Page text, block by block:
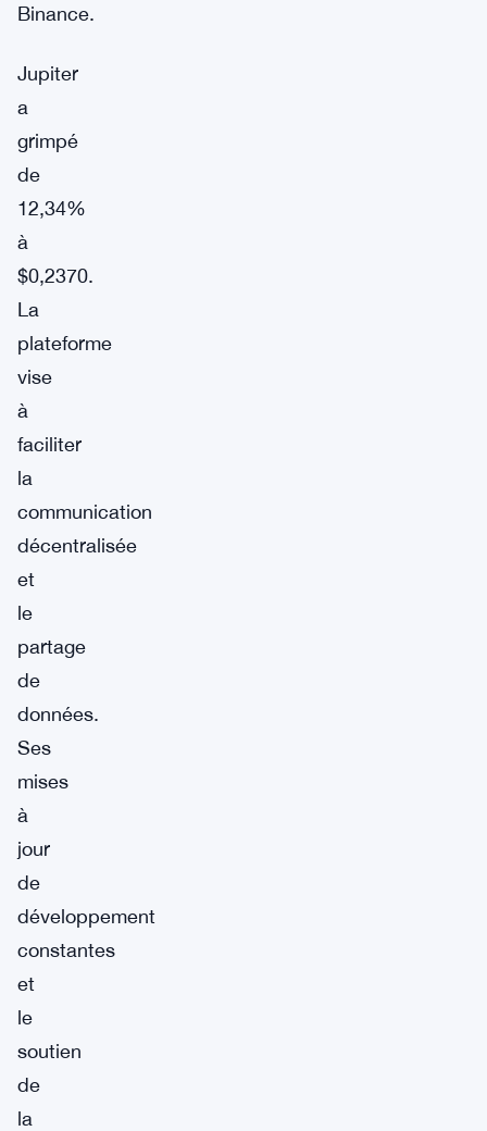
Binance.
Jupiter
a
grimpé
de
12,34%
à
$0,2370.
La
plateforme
vise
à
faciliter
la
communication
décentralisée
et
le
partage
de
données.
Ses
mises
à
jour
de
développement
constantes
et
le
soutien
de
la